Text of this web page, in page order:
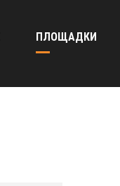
ПЛОЩАДКИ